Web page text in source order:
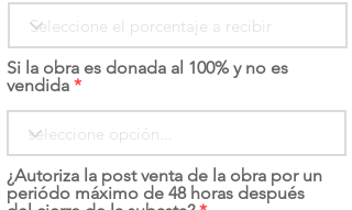
Si la obra es donada al 100% y no es
vendida
¿Autoriza la post venta de la obra por un
periódo máximo de 48 horas después